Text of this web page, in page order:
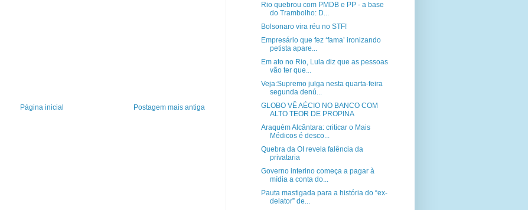
Postagem mais antiga
Página inicial
Rio quebrou com PMDB e PP - a base
do Trambolho: D...
Bolsonaro vira réu no STF!
Empresário que fez ‘fama’ ironizando
petista apare...
Em ato no Rio, Lula diz que as pessoas
vão ter que...
Veja:Supremo julga nesta quarta-feira
segunda denú...
GLOBO VÊ AÉCIO NO BANCO COM
ALTO TEOR DE PROPINA
Araquém Alcântara: criticar o Mais
Médicos é desco...
Quebra da OI revela falência da
privataria
Governo interino começa a pagar à
mídia a conta do...
Pauta mastigada para a história do “ex-
delator” de...